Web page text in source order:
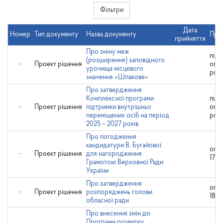
Фільтри
Номер Тип документу Назва документу
Дата
прийняття
- Проект рішення
Про зміну меж
(розширення) заповідного
урочища місцевого
значення «Шпакове»
- Проект рішення
Про затвердження
Комплексної програми
підтримки внутрішньо
переміщених осіб на період
2025 – 2027 років
- Проект рішення
Про погодження
кандидатури В. Бугайової
для нагородження
Грамотою Верховної Ради
України
- Проект рішення
Про затвердження
розпоряджень голови
обласної ради
Про внесення змін до